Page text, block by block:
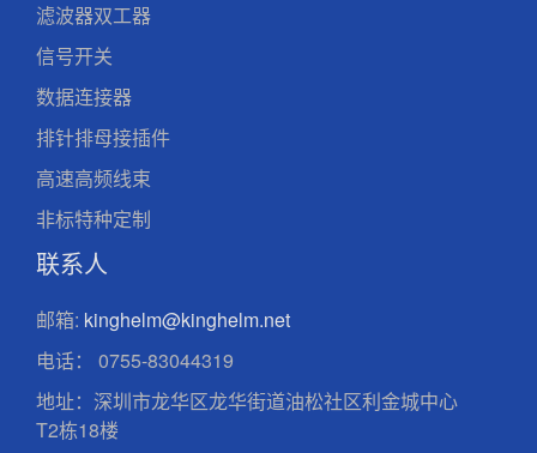
滤波器双工器
信号开关
数据连接器
排针排母接插件
高速高频线束
非标特种定制
联系人
邮箱: kinghelm@kinghelm.net
电话：
0755-83044319
地址：深圳市龙华区龙华街道油松社区利金城中心
T2栋18楼